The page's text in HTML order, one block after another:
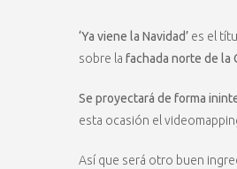
‘Ya viene la Navidad’ es el
sobre la fachada norte de la
Se proyectará de forma
esta ocasión el
Así que será otro buen